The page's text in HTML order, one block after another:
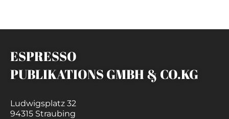
ESPRESSO
PUBLIKATIONS GMBH & CO.KG
Ludwigsplatz 32
94315 Straubing